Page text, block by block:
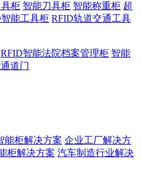
柜 智能刀具柜 智能称重柜 超
能工具柜 RFID轨道交通工具
RFID智能法院档案管理柜 智能
道门
能柜解决方案 企业工厂解决方
柜解决方案 汽车制造行业解决